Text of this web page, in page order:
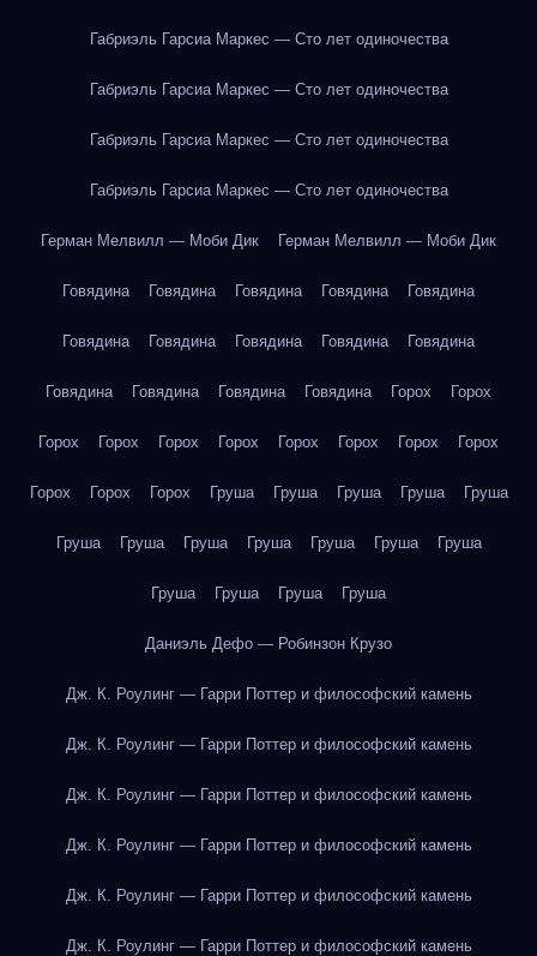
Габриэль Гарсиа Маркес — Сто лет одиночества
Габриэль Гарсиа Маркес — Сто лет одиночества
Габриэль Гарсиа Маркес — Сто лет одиночества
Габриэль Гарсиа Маркес — Сто лет одиночества
Герман Мелвилл — Моби Дик Герман Мелвилл — Моби Дик
Говядина Говядина Говядина Говядина Говядина
Говядина Говядина Говядина Говядина Говядина
Говядина Говядина Говядина Говядина Горох Горох
Горох Горох Горох Горох Горох Горох Горох Горох
Горох Горох Горох Груша Груша Груша Груша Груша
Груша Груша Груша Груша Груша Груша Груша
Груша Груша Груша Груша
Даниэль Дефо — Робинзон Крузо
Дж. К. Роулинг — Гарри Поттер и философский камень
Дж. К. Роулинг — Гарри Поттер и философский камень
Дж. К. Роулинг — Гарри Поттер и философский камень
Дж. К. Роулинг — Гарри Поттер и философский камень
Дж. К. Роулинг — Гарри Поттер и философский камень
Дж. К. Роулинг — Гарри Поттер и философский камень